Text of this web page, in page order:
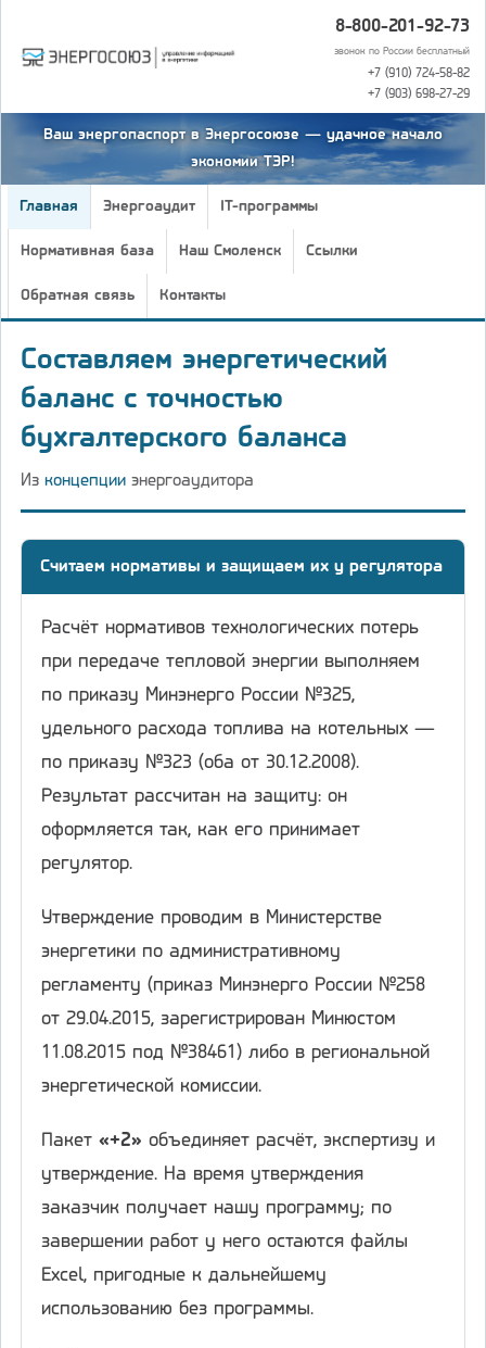
8-800-201-92-73
звонок по России бесплатный
+7 (910) 724-58-82
+7 (903) 698-27-29
Ваш энергопаспорт в Энергосоюзе — удачное начало
экономии ТЭР!
Главная Энергоаудит IT-программы
Нормативная база Наш Смоленск Ссылки
Обратная связь Контакты
Составляем энергетический
баланс с точностью
бухгалтерского баланса
Из концепции энергоаудитора
Считаем нормативы и защищаем их у регулятора
Расчёт нормативов технологических потерь
при передаче тепловой энергии выполняем
по приказу Минэнерго России №325,
удельного расхода топлива на котельных —
по приказу №323 (оба от 30.12.2008).
Результат рассчитан на защиту: он
оформляется так, как его принимает
регулятор.
Утверждение проводим в Министерстве
энергетики по административному
регламенту (приказ Минэнерго России №258
от 29.04.2015, зарегистрирован Минюстом
11.08.2015 под №38461) либо в региональной
энергетической комиссии.
Пакет «+2» объединяет расчёт, экспертизу и
утверждение. На время утверждения
заказчик получает нашу программу; по
завершении работ у него остаются файлы
Excel, пригодные к дальнейшему
использованию без программы.